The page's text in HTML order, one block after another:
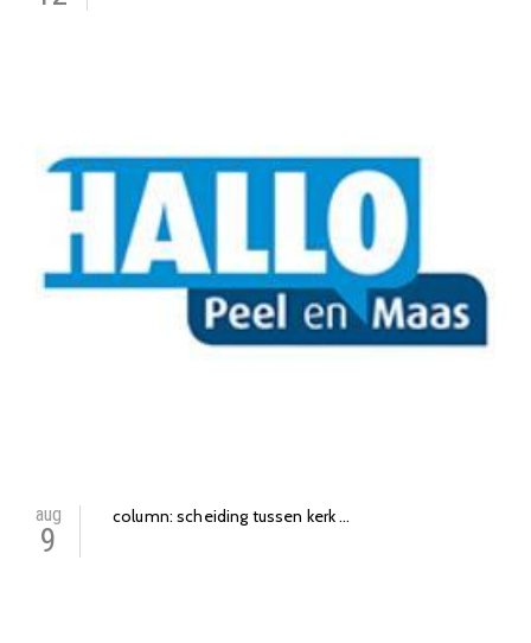
aug
9
column: scheiding tussen kerk ...